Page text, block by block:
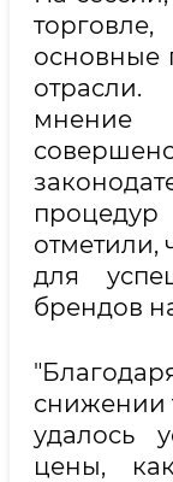
основные
отметили,
для
брендов
снижении
удалось
цены,